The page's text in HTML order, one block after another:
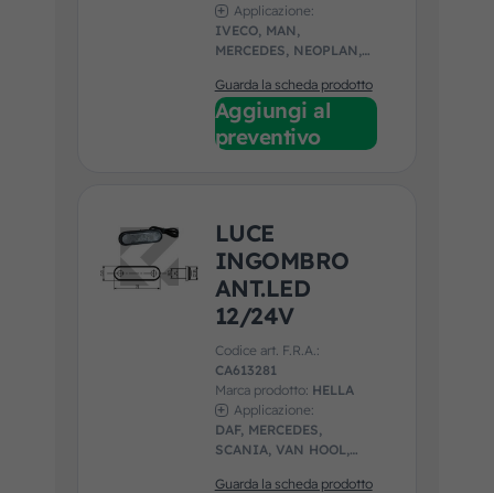
Applicazione:
IVECO, MAN,
MERCEDES, NEOPLAN,
VOLVO
Guarda la scheda prodotto
Aggiungi al
preventivo
LUCE
INGOMBRO
ANT.LED
12/24V
Codice art. F.R.A.:
CA613281
Marca prodotto: HELLA
Applicazione:
DAF, MERCEDES,
SCANIA, VAN HOOL,
Guarda la scheda prodotto